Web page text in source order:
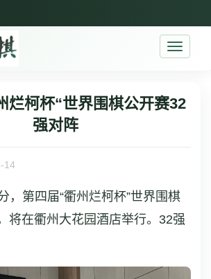
Toggle
烂柯杯“世界围棋公开赛32
强对阵
14
，第四届“衢州烂柯杯”世界围棋
将在衢州大花园酒店举行。32强